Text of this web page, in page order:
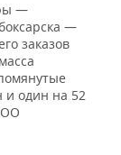
—
—
заказов
и один на 52